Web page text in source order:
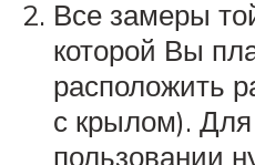
Все замеры
которой Вы
расположить
с крылом). Для
пользовании